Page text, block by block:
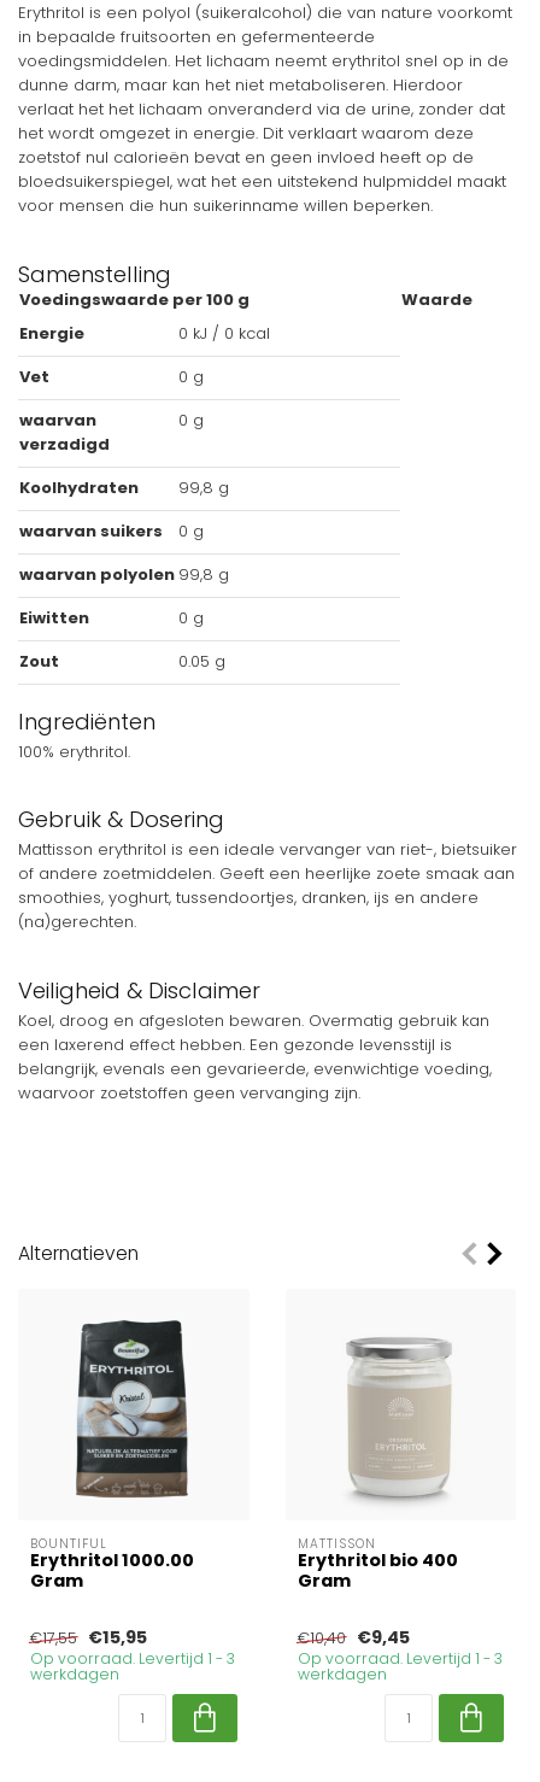
Erythritol is een polyol (suikeralcohol) die van nature voorkomt
in bepaalde fruitsoorten en gefermenteerde
voedingsmiddelen. Het lichaam neemt erythritol snel op in de
dunne darm, maar kan het niet metaboliseren. Hierdoor
verlaat het het lichaam onveranderd via de urine, zonder dat
het wordt omgezet in energie. Dit verklaart waarom deze
zoetstof nul calorieën bevat en geen invloed heeft op de
bloedsuikerspiegel, wat het een uitstekend hulpmiddel maakt
voor mensen die hun suikerinname willen beperken.
Samenstelling
Voedingswaarde per 100 g
Waarde
Energie
0 kJ / 0 kcal
Vet
0 g
waarvan
verzadigd
0 g
Koolhydraten
99,8 g
waarvan suikers
0 g
waarvan polyolen 99,8 g
Eiwitten
0 g
Zout
0.05 g
Ingrediënten
100% erythritol.
Gebruik & Dosering
Mattisson erythritol is een ideale vervanger van riet-, bietsuiker
of andere zoetmiddelen. Geeft een heerlijke zoete smaak aan
smoothies, yoghurt, tussendoortjes, dranken, ijs en andere
(na)gerechten.
Veiligheid & Disclaimer
Koel, droog en afgesloten bewaren. Overmatig gebruik kan
een laxerend effect hebben. Een gezonde levensstijl is
belangrijk, evenals een gevarieerde, evenwichtige voeding,
waarvoor zoetstoffen geen vervanging zijn.
Alternatieven
BOUNTIFUL
Erythritol 1000.00
Gram
€17,55 €15,95
Op voorraad. Levertijd 1 - 3
werkdagen
MATTISSON
Erythritol bio 400
Gram
€10,40 €9,45
Op voorraad. Levertijd 1 - 3
werkdagen